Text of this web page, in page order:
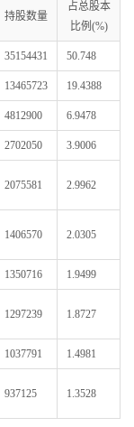
持股数量
占总股本
比例(%)
35154431 50.748
13465723 19.4388
4812900 6.9478
2702050 3.9006
2075581 2.9962
1406570 2.0305
1350716 1.9499
1297239 1.8727
1037791 1.4981
937125 1.3528